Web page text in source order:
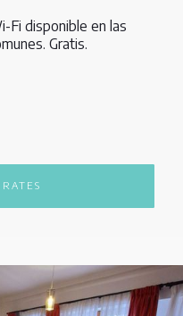
Fi disponible en las
Gratis.